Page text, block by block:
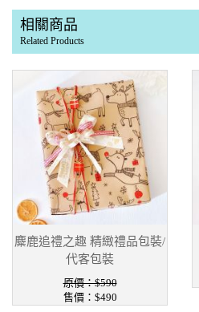
相關商品
Related Products
麋鹿追禮之趣 精緻禮品包裝/
代客包裝
原價：$590
售價：$490